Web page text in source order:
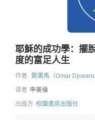
耶穌的成功學：擺
度的富足人生
作者 鄭奧馬（Omar
译者 申美倫
出版方 校園書房出版社